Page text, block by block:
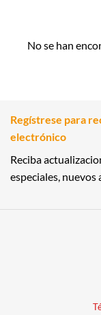
No se han
Regístrese para
electrónico
Reciba
especiales, nuevos